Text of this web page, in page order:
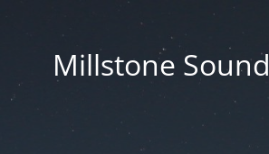
Millstone Sound